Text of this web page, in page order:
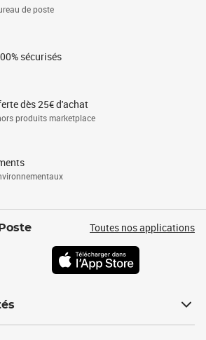
de poste
sécurisés
dès 25€ d'achat
produits marketplace
Toutes nos applications